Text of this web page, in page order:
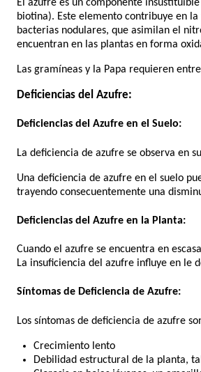
El azufre es un componente
biotina). Este elemento contribuye en
bacterias nodulares, que asimilan el
encuentran en las plantas en forma
Las gramíneas y la Papa requieren
Deficiencias del Azufre:
Deficiencias del Azufre en el Suelo:
La deficiencia de azufre se observa en
Una deficiencia de azufre en el suelo
trayendo consecuentemente una
Deficiencias del Azufre en la Planta:
Cuando el azufre se encuentra en
La insuficiencia del azufre influye en le
Síntomas de Deficiencia de Azufre:
Los síntomas de deficiencia de azufre
Crecimiento lento
Debilidad estructural de la planta,